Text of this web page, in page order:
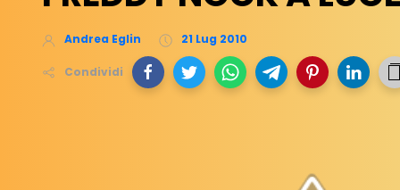
Andrea Eglin 21 Lug 2010
Condividi